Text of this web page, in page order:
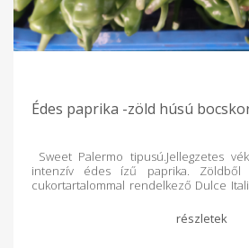
Édes paprika -zöld húsú
Sweet Palermo tipusú.Jellegzetes
intenzív édes ízű paprika. Zöldből
cukortartalommal rendelkező Dulce